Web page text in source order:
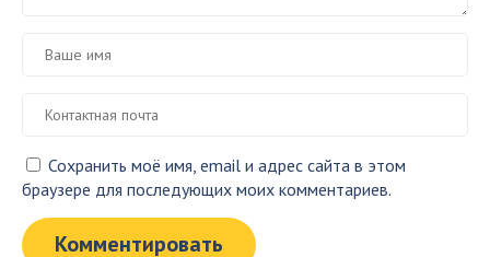
Сохранить моё имя, email и адрес сайта в этом
браузере для последующих моих комментариев.